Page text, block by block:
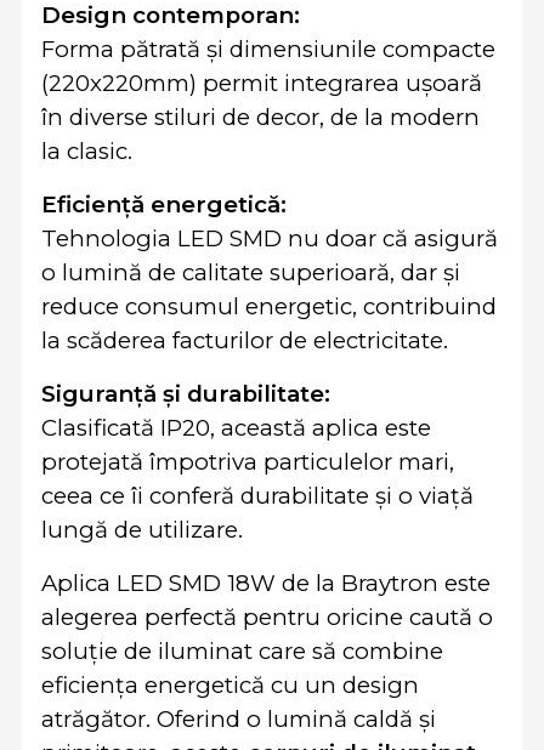
Design contemporan:
Forma pătrată și dimensiunile compacte
(220x220mm) permit integrarea ușoară
în diverse stiluri de decor, de la modern
la clasic.
Eficiență energetică:
Tehnologia LED SMD nu doar că asigură
o lumină de calitate superioară, dar și
reduce consumul energetic, contribuind
la scăderea facturilor de electricitate.
Siguranță și durabilitate:
Clasificată IP20, această aplica este
protejată împotriva particulelor mari,
ceea ce îi conferă durabilitate și o viață
lungă de utilizare.
Aplica LED SMD 18W de la Braytron este
alegerea perfectă pentru oricine caută o
soluție de iluminat care să combine
eficiența energetică cu un design
atrăgător. Oferind o lumină caldă și